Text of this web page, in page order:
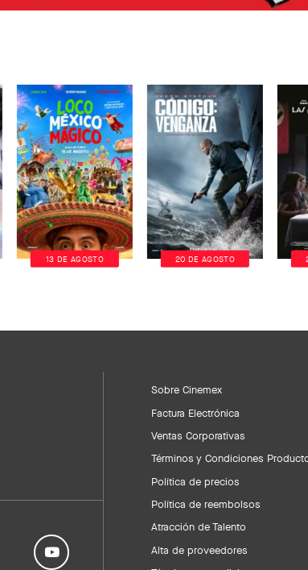
13 DE AGOSTO 20 DE AGOSTO
Sobre Cinemex
Factura Electrónica
Ventas Corporativas
Términos y Condiciones
Política de precios
Política de reembolsos
Atracción de Talento
Alta de proveedores